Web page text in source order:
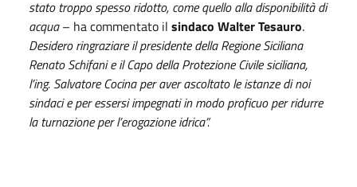
stato troppo spesso ridotto, come quello alla disponibilità di
acqua– ha commentato il sindaco Walter Tesauro.
Desidero ringraziare il presidente della Regione Siciliana
Renato Schifani e il Capo della Protezione Civile siciliana,
l’ing. Salvatore Cocina per aver ascoltato le istanze di noi
sindaci e per essersi impegnati in modo proficuo per ridurre
la turnazione per l’erogazione idrica”.